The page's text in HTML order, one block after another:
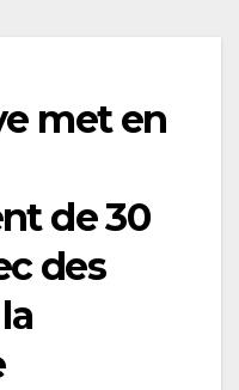
met en
de 30
des